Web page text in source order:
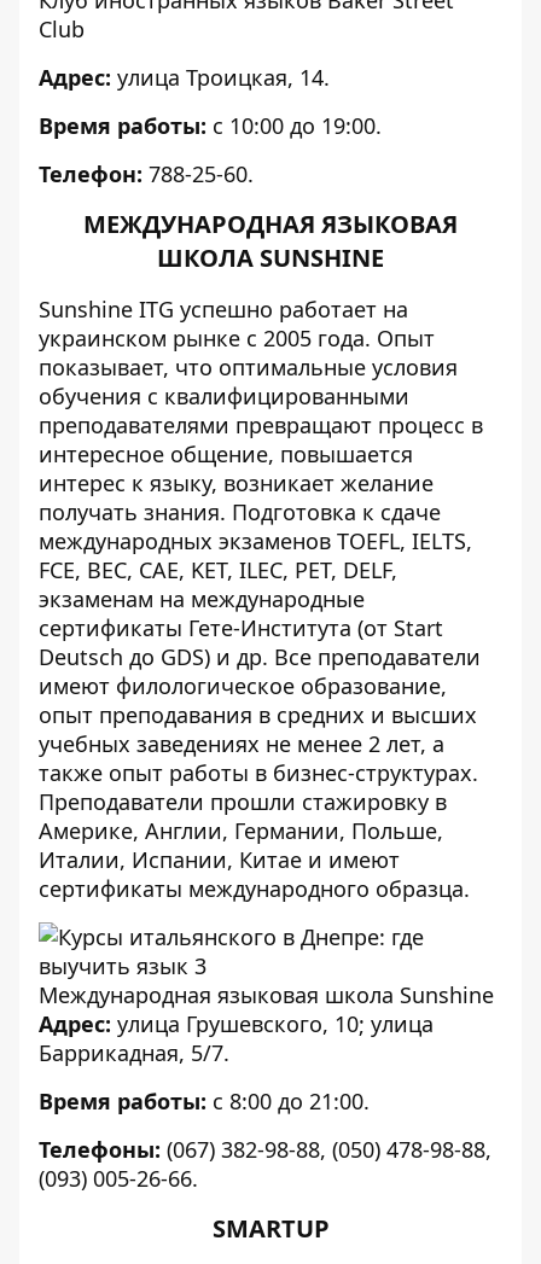
Club
Адрес: улица Троицкая, 14.
Время работы: с 10:00 до 19:00.
Телефон: 788-25-60.
МЕЖДУНАРОДНАЯ ЯЗЫКОВАЯ
ШКОЛА SUNSHINE
Sunshine ITG успешно работает на
украинском рынке с 2005 года. Опыт
показывает, что оптимальные условия
обучения с квалифицированными
преподавателями превращают процесс в
интересное общение, повышается
интерес к языку, возникает желание
получать знания. Подготовка к сдаче
международных экзаменов TOEFL, IELTS,
FCE, BEC, CAE, KET, ILEC, PET, DELF,
экзаменам на международные
сертификаты Гете-Института (от Start
Deutsch до GDS) и др. Все преподаватели
имеют филологическое образование,
опыт преподавания в средних и высших
учебных заведениях не менее 2 лет, а
также опыт работы в бизнес-структурах.
Преподаватели прошли стажировку в
Америке, Англии, Германии, Польше,
Италии, Испании, Китае и имеют
сертификаты международного образца.
Международная языковая школа Sunshine
Адрес: улица Грушевского, 10; улица
Баррикадная, 5/7.
Время работы: с 8:00 до 21:00.
Телефоны: (067) 382-98-88, (050) 478-98-88,
(093) 005-26-66.
SMARTUP